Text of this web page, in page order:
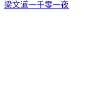
梁文道一千零一夜